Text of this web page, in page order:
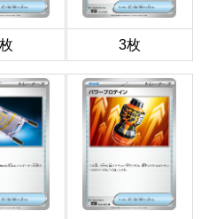
3枚